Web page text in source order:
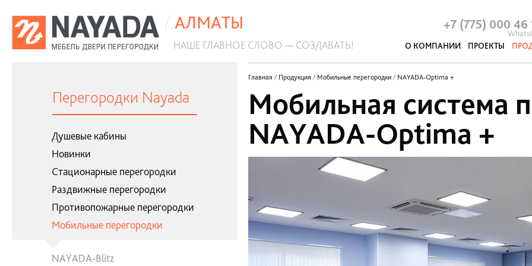
/ АЛМАТЫ
НАШЕ ГЛАВНОЕ СЛОВО — СОЗДАВАТЬ!
+7 (775) 000 46
О КОМПАНИИ ПРОЕКТЫ
Перегородки Nayada
Душевые кабины
Новинки
Стационарные перегородки
Раздвижные перегородки
Противопожарные перегородки
Мобильные перегородки
NAYADA-Blitz
Главная / Продукция / Мобильные перегородки / NAYADA-Optima +
Мобильная система
NAYADA-Optima +